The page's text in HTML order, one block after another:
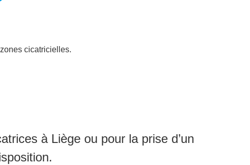
cicatricielles.
à Liège ou pour la prise d’un